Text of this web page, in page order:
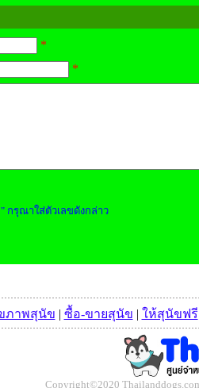
*
*
" กรุณาใส่ตัวเลขดังกล่าว
ภาพสุนัข | ซื้อ-ขายสุนัข | ให้สุนัขฟรี
Copyright©2020